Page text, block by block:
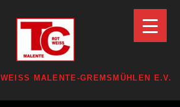
MALENTE-GREMSMÜHLEN E.V.